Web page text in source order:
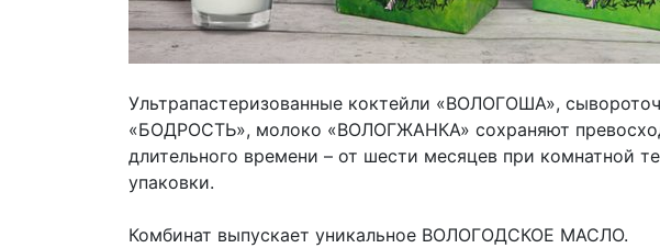
Ультрапастеризованные коктейли «ВОЛОГОША»,
«БОДРОСТЬ», молоко «ВОЛОГЖАНКА» сохраняют
длительного времени – от шести месяцев при комнатной
упаковки.
Комбинат выпускает уникальное ВОЛОГОДСКОЕ МАСЛО.